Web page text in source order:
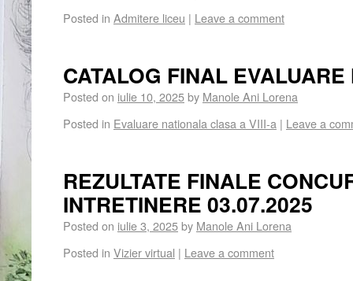
Posted in Admitere liceu | Leave a comment
CATALOG FINAL
Posted on iulie 10, 2025by Manole Ani Lorena
Posted in Evaluare nationala clasa a VIII-a | Leave a
REZULTATE FINALE
INTRETINERE 03.07.2025
Posted on iulie 3, 2025by Manole Ani Lorena
Posted in Vizier virtual | Leave a comment